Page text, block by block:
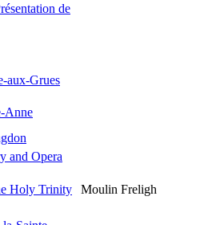
de
aux-Grues
Anne
and Opera
Holy Trinity
Moulin Freligh